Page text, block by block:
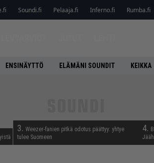
Soundi.fi Pelaaja.fi Inferno.fi Rumba.fi
ENSINÄYTTÖ ELÄMÄNI SOUNDIT KEIKKA
3. Weezer-fanien pitkä odotus päättyy: yhtye
tulee Suomeen
4.